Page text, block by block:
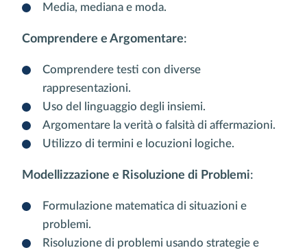
Media, mediana e moda.
Comprendere e Argomentare:
Comprendere testi con diverse
rappresentazioni.
Uso del linguaggio degli insiemi.
Argomentare la verità o falsità di affermazioni.
Utilizzo di termini e locuzioni logiche.
Modellizzazione e Risoluzione di Problemi:
Formulazione matematica di situazioni e
problemi.
Risoluzione di problemi usando strategie e